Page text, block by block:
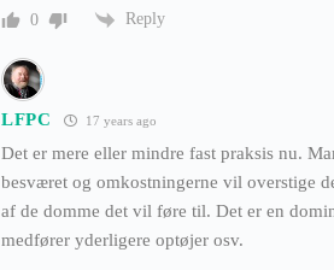
0 Reply
LFPC 17 years ago
Det er mere eller mindre fast praksis nu.
besværet og omkostningerne vil overstige
af de domme det vil føre til. Det er en
medfører yderligere optøjer osv.